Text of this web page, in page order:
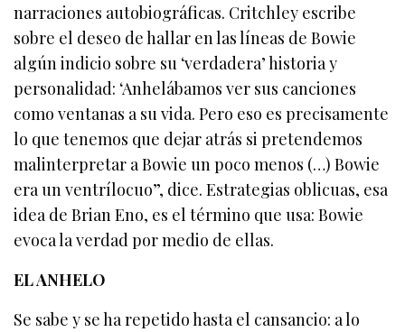
narraciones autobiográficas. Critchley escribe
sobre el deseo de hallar en las líneas de Bowie
algún indicio sobre su ‘verdadera’ historia y
personalidad: ‘Anhelábamos ver sus canciones
como ventanas a su vida. Pero eso es precisamente
lo que tenemos que dejar atrás si pretendemos
malinterpretar a Bowie un poco menos (…) Bowie
era un ventrílocuo”, dice. Estrategias oblicuas, esa
idea de Brian Eno, es el término que usa: Bowie
evoca la verdad por medio de ellas.
EL ANHELO
Se sabe y se ha repetido hasta el cansancio: a lo